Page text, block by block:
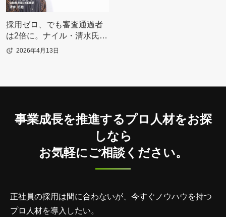
採用ゼロ、でも審査通過者
は2倍に。ナイル・清水氏が
業務委託で実現したナーチ
2026年4月13日
事業成長を推進するプロ人材をお探
しなら
お気軽にご相談ください。
正社員の採用は間に合わないが、今すぐノウハウを持つ
プロ人材を導入したい。